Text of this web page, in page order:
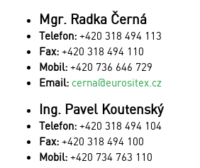
Mgr. Radka Černá
Telefon: +420 318 494 113
Fax: +420 318 494 110
Mobil: +420 736 646 729
Email: cerna@eurositex.cz
Ing. Pavel Koutenský
Telefon: +420 318 494 104
Fax: +420 318 494 100
Mobil: +420 734 763 110